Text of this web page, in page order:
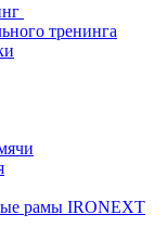
тренинга
рамы IRONEXT